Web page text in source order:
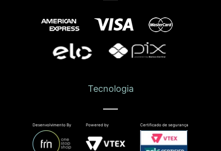
Tecnologia
Desenvolvimento By Powered by Certificado de segurança